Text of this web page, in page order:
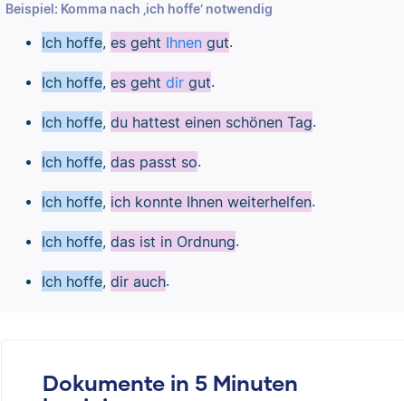
Beispiel: Komma nach ‚ich hoffe‘ notwendig
Ich hoffe, es geht Ihnengut.
Ich hoffe, es geht dirgut.
Ich hoffe, du hattest einen schönen Tag.
Ich hoffe, das passt so.
Ich hoffe, ich konnte Ihnen weiterhelfen.
Ich hoffe, das ist in Ordnung.
Ich hoffe, dir auch.
Dokumente in 5 Minuten